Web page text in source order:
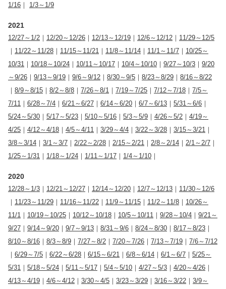
1/16 ｜ 1/3～1/9
2021
12/27～1/2 ｜ 12/20～12/26 ｜ 12/13～12/19 ｜ 12/6～12/12 ｜ 11/29～12/5
｜ 11/22～11/28 ｜ 11/15～11/21 ｜ 11/8～11/14 ｜ 11/1～11/7 ｜ 10/25～
10/31 ｜ 10/18～10/24 ｜ 10/11～10/17 ｜ 10/4～10/10 ｜ 9/27～10/3 ｜ 9/20
～9/26 ｜ 9/13～9/19 ｜ 9/6～9/12 ｜ 8/30～9/5 ｜ 8/23～8/29 ｜ 8/16～8/22
｜ 8/9～8/15 ｜ 8/2～8/8 ｜ 7/26～8/1 ｜ 7/19～7/25 ｜ 7/12～7/18 ｜ 7/5～
7/11 ｜ 6/28～7/4 ｜ 6/21～6/27 ｜ 6/14～6/20 ｜ 6/7～6/13 ｜ 5/31～6/6 ｜
5/24～5/30 ｜ 5/17～5/23 ｜ 5/10～5/16 ｜ 5/3～5/9 ｜ 4/26～5/2 ｜ 4/19～
4/25 ｜ 4/12～4/18 ｜ 4/5～4/11 ｜ 3/29～4/4 ｜ 3/22～3/28 ｜ 3/15～3/21 ｜
3/8～3/14 ｜ 3/1～3/7 ｜ 2/22～2/28 ｜ 2/15～2/21 ｜ 2/8～2/14 ｜ 2/1～2/7 ｜
1/25～1/31 ｜ 1/18～1/24 ｜ 1/11～1/17 ｜ 1/4～1/10 ｜
2020
12/28～1/3 ｜ 12/21～12/27 ｜ 12/14～12/20 ｜ 12/7～12/13 ｜ 11/30～12/6
｜ 11/23～11/29 ｜ 11/16～11/22 ｜ 11/9～11/15 ｜ 11/2～11/8 ｜ 10/26～
11/1 ｜ 10/19～10/25 ｜ 10/12～10/18 ｜ 10/5～10/11 ｜ 9/28～10/4 ｜ 9/21～
9/27 ｜ 9/14～9/20 ｜ 9/7～9/13 ｜ 8/31～9/6 ｜ 8/24～8/30 ｜ 8/17～8/23 ｜
8/10～8/16 ｜ 8/3～8/9 ｜ 7/27～8/2 ｜ 7/20～7/26 ｜ 7/13～7/19 ｜ 7/6～7/12
｜ 6/29～7/5 ｜ 6/22～6/28 ｜ 6/15～6/21 ｜ 6/8～6/14 ｜ 6/1～6/7 ｜ 5/25～
5/31 ｜ 5/18～5/24 ｜ 5/11～5/17 ｜ 5/4～5/10 ｜ 4/27～5/3 ｜ 4/20～4/26 ｜
4/13～4/19 ｜ 4/6～4/12 ｜ 3/30～4/5 ｜ 3/23～3/29 ｜ 3/16～3/22 ｜ 3/9～